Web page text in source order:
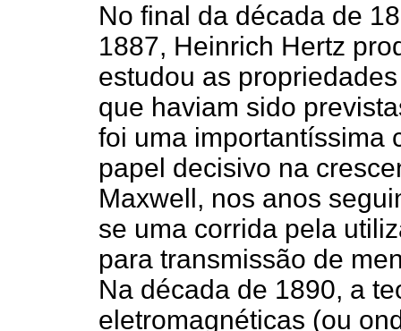
No final da década de
1887, Heinrich Hertz
estudou as
que haviam sido
foi uma importantíssima
papel decisivo na
Maxwell, nos anos
se uma corrida pela
para transmissão de
Na década de 1890, a
eletromagnéticas (ou